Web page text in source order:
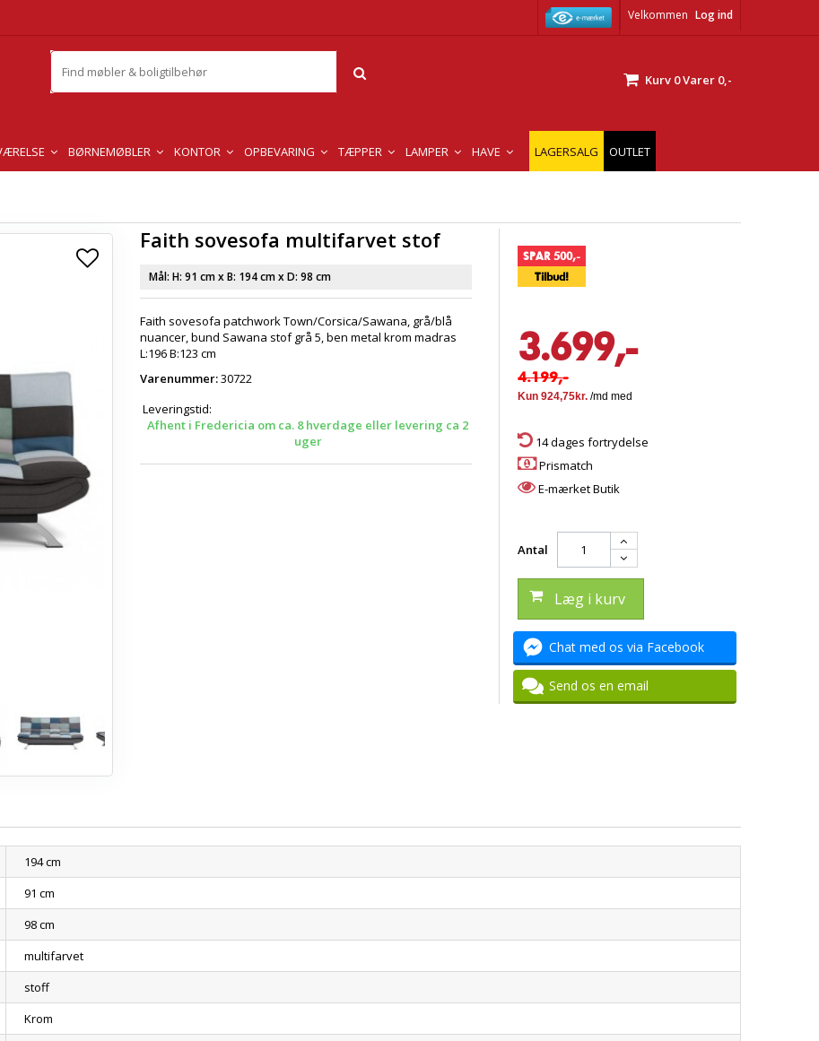
Velkommen Log ind
Kurv 0Varer 0,-
BØRNEMØBLER KONTOR OPBEVARING TÆPPER LAMPER HAVE LAGERSALG OUTLET
Faith sovesofa multifarvet stof
Mål: H: 91 cmx B: 194 cmx D: 98 cm
Faith sovesofa patchwork Town/Corsica/Sawana, grå/blå
nuancer, bund Sawana stof grå 5, ben metal krom madras
L:196 B:123 cm
Varenummer:30722
Leveringstid:
Afhent i Fredericia om ca. 8 hverdage eller levering ca 2
uger
SPAR 500,-
Tilbud!
3.699,-
4.199,-
14 dages fortrydelse
Prismatch
E-mærket Butik
Antal
Læg i kurv
Chat med os via Facebook
Send os en email
194 cm
91 cm
98 cm
multifarvet
stoff
Krom